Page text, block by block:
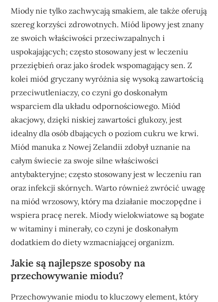
Miody nie tylko zachwycają smakiem, ale także oferują
szereg korzyści zdrowotnych. Miód lipowy jest znany
ze swoich właściwości przeciwzapalnych i
uspokajających; często stosowany jest w leczeniu
przeziębień oraz jako środek wspomagający sen. Z
kolei miód gryczany wyróżnia się wysoką zawartością
przeciwutleniaczy, co czyni go doskonałym
wsparciem dla układu odpornościowego. Miód
akacjowy, dzięki niskiej zawartości glukozy, jest
idealny dla osób dbających o poziom cukru we krwi.
Miód manuka z Nowej Zelandii zdobył uznanie na
całym świecie za swoje silne właściwości
antybakteryjne; często stosowany jest w leczeniu ran
oraz infekcji skórnych. Warto również zwrócić uwagę
na miód wrzosowy, który ma działanie moczopędne i
wspiera pracę nerek. Miody wielokwiatowe są bogate
w witaminy i minerały, co czyni je doskonałym
dodatkiem do diety wzmacniającej organizm.
Jakie są najlepsze sposoby na
przechowywanie miodu?
Przechowywanie miodu to kluczowy element, który